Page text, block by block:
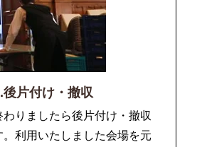
後片付け・撤収
りましたら後片付け・撤収
利用いたしました会場を元